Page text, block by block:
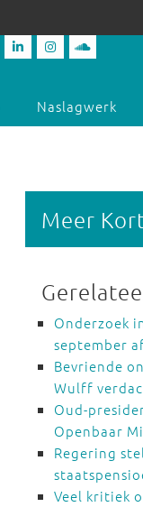
Naslagwerk
Meer
Onderzoek
september
Bevriende
Wulff
Oud-
Openbaar
Regering
Veel kritiek